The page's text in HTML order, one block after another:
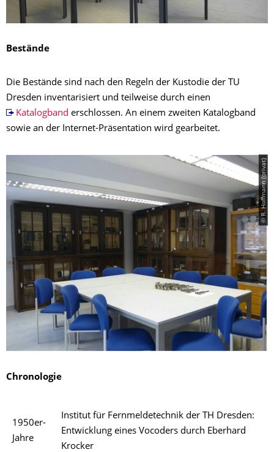
Bestände
Die Bestände sind nach den Regeln der Kustodie der TU
Dresden inventarisiert und teilweise durch einen
Katalogband erschlossen. An einem zweiten Katalogband
sowie an der Internet-Präsentation wird gearbeitet.
© R. Hoffmann (privat)
Chronologie
1950er-
Jahre
Institut für Fernmeldetechnik der TH Dresden:
Entwicklung eines Vocoders durch Eberhard
Krocker